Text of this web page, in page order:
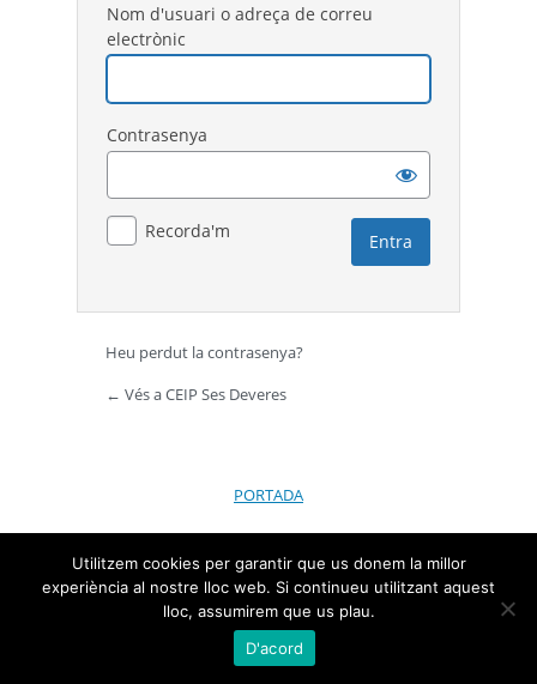
Nom d'usuari o adreça de correu
electrònic
Contrasenya
Recorda'm
Heu perdut la contrasenya?
← Vés a CEIP Ses Deveres
PORTADA
Utilitzem cookies per garantir que us donem la millor
experiència al nostre lloc web. Si continueu utilitzant aquest
lloc, assumirem que us plau.
D'acord